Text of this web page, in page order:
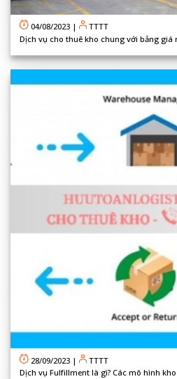
04/08/2023 |
TTTT
Dịch vụ cho thuê kho chung với bảng giá
28/09/2023 |
TTTT
Dịch vụ Fulfillment là gì? Các mô hình